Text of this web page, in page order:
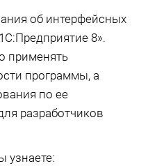
об интерфейсных
8».
применять
программы, а
по ее
разработчиков
узнаете: